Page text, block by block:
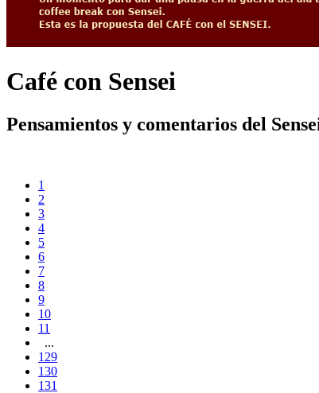
Café con Sensei
Pensamientos y comentarios del
1
2
3
4
5
6
7
8
9
10
11
...
129
130
131